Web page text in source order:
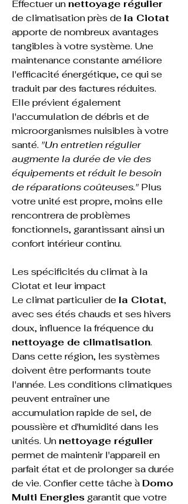
Effectuer un nettoyage régulier
de climatisation près de la Ciotat
apporte de nombreux avantages
tangibles à votre système. Une
maintenance constante améliore
l'efficacité énergétique, ce qui se
traduit par des factures réduites.
Elle prévient également
l'accumulation de débris et de
microorganismes nuisibles à votre
santé. "Un entretien régulier
augmente la durée de vie des
équipements et réduit le besoin
de réparations coûteuses." Plus
votre unité est propre, moins elle
rencontrera de problèmes
fonctionnels, garantissant ainsi un
confort intérieur continu.
Les spécificités du climat à la
Ciotat et leur impact
Le climat particulier de la Ciotat,
avec ses étés chauds et ses hivers
doux, influence la fréquence du
nettoyage de climatisation.
Dans cette région, les systèmes
doivent être performants toute
l'année. Les conditions climatiques
peuvent entraîner une
accumulation rapide de sel, de
poussière et d'humidité dans les
unités. Un nettoyage régulier
permet de maintenir l'appareil en
parfait état et de prolonger sa durée
de vie. Confier cette tâche à Domo
Multi Energies garantit que votre